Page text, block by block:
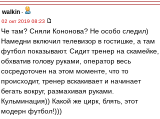
walkin -
02 окт 2019 08:23
Че там? Сняли Кононова? Не особо следил)
Намедни включил телевизор в гостишке, а там
футбол показывают. Сидит тренер на скамейке,
обхватив голову руками, оператор весь
сосредоточен на этом моменте, что то
происходит, тренер вскакивает и начинает
бегать вокруг, размахивая руками.
Кульминация)) Какой же цирк, блять, этот
модерн футбол!)))